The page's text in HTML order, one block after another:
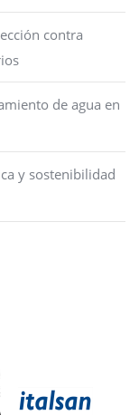
contra
de agua en
y sostenibilidad